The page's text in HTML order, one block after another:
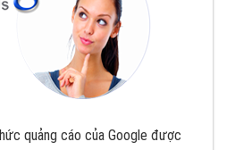
quảng cáo của Google được